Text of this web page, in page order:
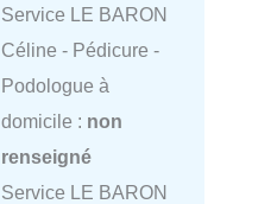
Service LE BARON
Céline - Pédicure -
Podologue à
domicile : non
renseigné
Service LE BARON